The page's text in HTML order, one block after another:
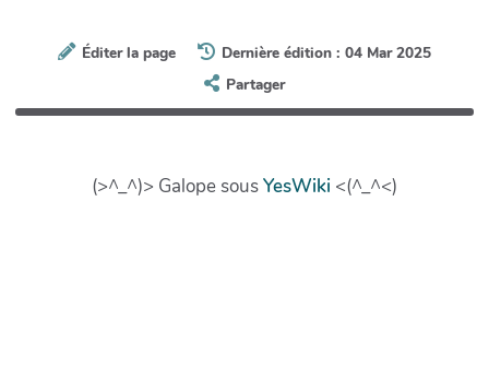
Éditer la page
Dernière édition : 04 Mar 2025
Partager
(>^_^)> Galope sousYesWiki <(^_^<)